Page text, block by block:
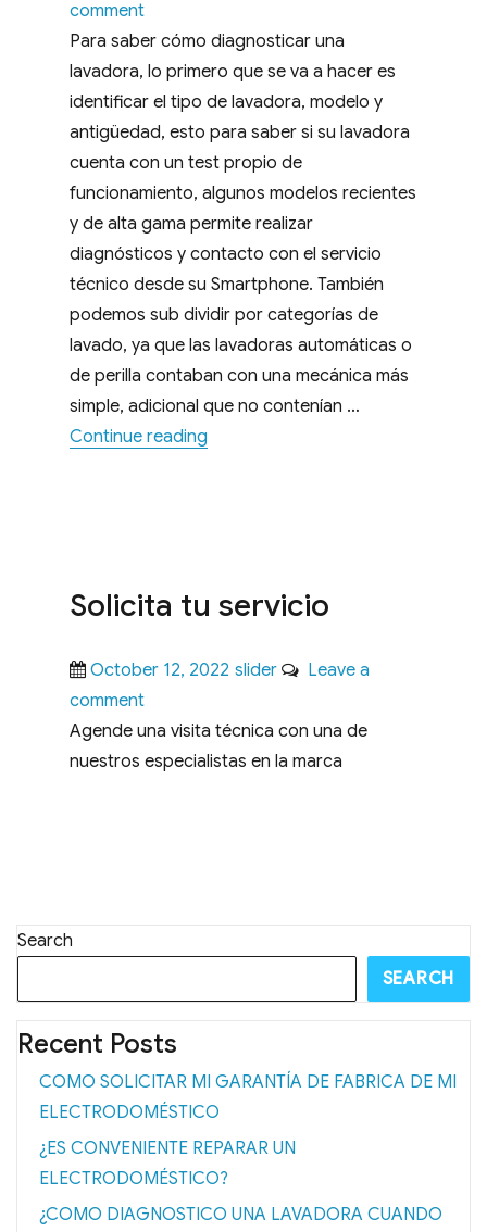
on
commenton
¿COMO
DIAGNOSTICO
UNA
LAVADORA
CUANDO
FALLA?,
SOLUCIONES
INMEDIATAS
Para saber cómo diagnosticar una
lavadora, lo primero que se va a hacer es
identificar el tipo de lavadora, modelo y
antigüedad, esto para saber si su lavadora
cuenta con un test propio de
funcionamiento, algunos modelos recientes
y de alta gama permite realizar
diagnósticos y contacto con el servicio
técnico desde su Smartphone. También
podemos sub dividir por categorías de
lavado, ya que las lavadoras automáticas o
de perilla contaban con una mecánica más
simple, adicional que no contenían …
Continue reading
Solicita tu servicio
Posted
on
October 12, 2022 Categories
slider
Leave a
commenton
Solicita
tu
Agende una visita técnica con una de
nuestros especialistas en la marca
Search
SEARCH
Recent Posts
COMO SOLICITAR MI GARANTÍA DE FABRICA DE MI
ELECTRODOMÉSTICO
¿ES CONVENIENTE REPARAR UN
ELECTRODOMÉSTICO?
¿COMO DIAGNOSTICO UNA LAVADORA CUANDO